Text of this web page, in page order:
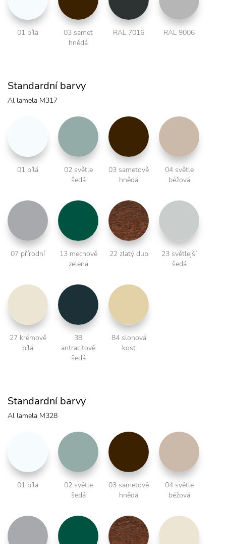
01 bíla
03 samet
hnědá
RAL 7016 RAL 9006
Standardní barvy
Al lamela M317
01 bílá
02 světle
šedá
03 sametově
hnědá
04 světle
béžová
07 přírodní
13 mechově
zelená
22 zlatý dub
23 světlejší
šedá
27 krémově
bílá
38
antracitově
šedá
84 slonová
kost
Standardní barvy
Al lamela M328
01 bílá
02 světle
šedá
03 sametově
hnědá
04 světle
béžová